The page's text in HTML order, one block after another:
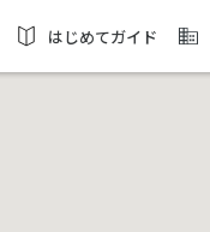
はじめてガイド